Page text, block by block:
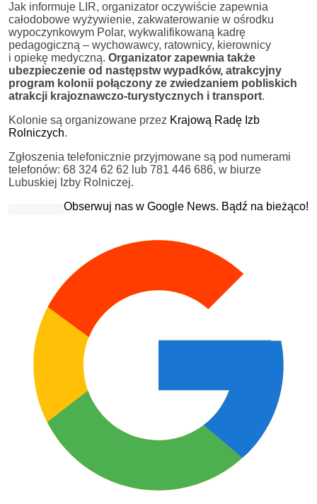
Jak informuje LIR, organizator oczywiście zapewnia
całodobowe wyżywienie, zakwaterowanie w ośrodku
wypoczynkowym Polar, wykwalifikowaną kadrę
pedagogiczną – wychowawcy, ratownicy, kierownicy
i opiekę medyczną. Organizator zapewnia także
ubezpieczenie od następstw wypadków, atrakcyjny
program kolonii połączony ze zwiedzaniem pobliskich
atrakcji krajoznawczo-turystycznych i transport.
Kolonie są organizowane przez Krajową Radę Izb
Rolniczych.
Zgłoszenia telefonicznie przyjmowane są pod numerami
telefonów: 68 324 62 62 lub 781 446 686, w biurze
Lubuskiej Izby Rolniczej.
Obserwuj nas w Google News. Bądź na bieżąco!